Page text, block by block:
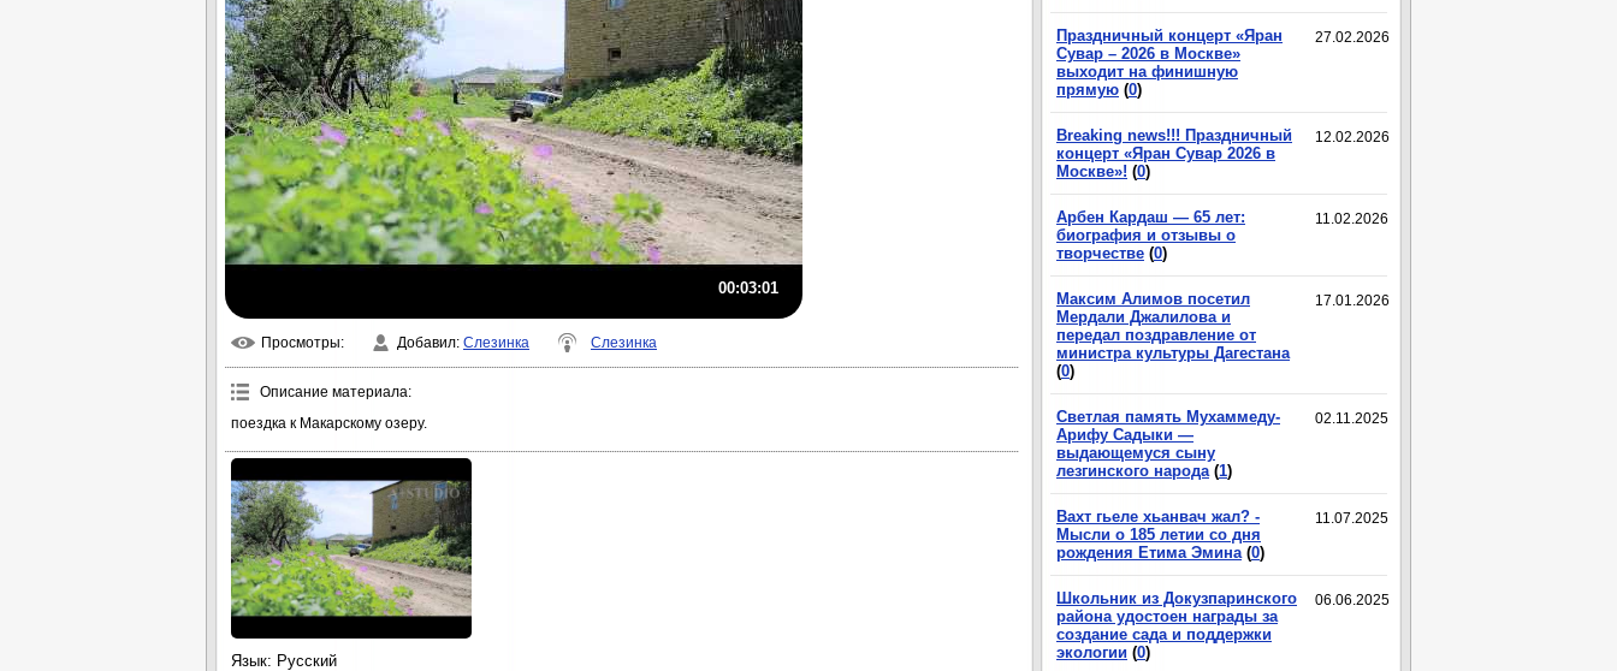
00:03:01
Просмотры: Добавил: Слезинка Слезинка
Описание материала:
поездка к Макарскому озеру.
Язык: Русский
27.02.2026
Праздничный концерт «Яран
Сувар – 2026 в Москве»
выходит на финишную
прямую (0)
12.02.2026
Breaking news!!! Праздничный
концерт «Яран Сувар 2026 в
Москве»! (0)
11.02.2026
Арбен Кардаш — 65 лет:
биография и отзывы о
творчестве (0)
17.01.2026
Максим Алимов посетил
Мердали Джалилова и
передал поздравление от
министра культуры Дагестана
(0)
02.11.2025
Светлая память Мухаммеду-
Арифу Садыки —
выдающемуся сыну
лезгинского народа (1)
11.07.2025
Вахт гьеле хьанвач жал? -
Мысли о 185 летии со дня
рождения Етима Эмина (0)
06.06.2025
Школьник из Докузпаринского
района удостоен награды за
создание сада и поддержки
экологии (0)